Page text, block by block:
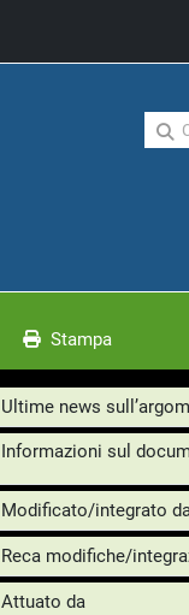
Stampa
Ultime news
Informazioni sul
Modificato/integrato
Reca modifiche/
Attuato da